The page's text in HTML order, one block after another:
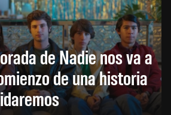
de Nadie nos va a
de una historia